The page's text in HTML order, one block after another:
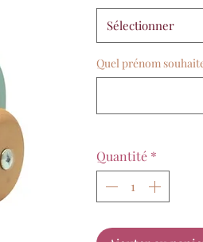
Sélectionner
Quel prénom
Quantité *